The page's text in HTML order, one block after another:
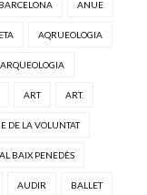
ANUE
AQRUEOLOGIA
ARQUEOLOGIA
ART ART.
DE LA VOLUNTAT
BAIX PENEDÈS
AUDIR BALLET